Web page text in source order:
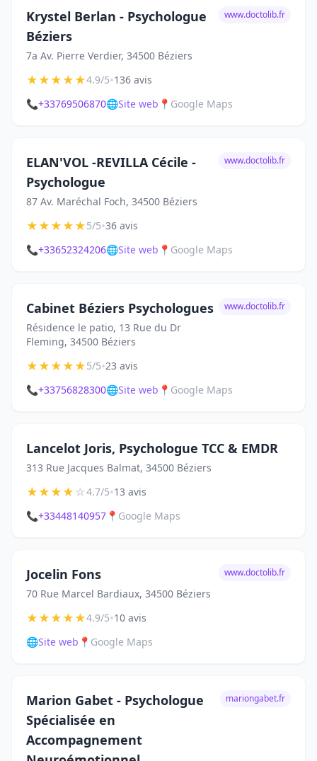
Krystel Berlan - Psychologue
Béziers
7a Av. Pierre Verdier, 34500 Béziers
www.doctolib.fr
★★★★★4.9/5•136 avis
📞+33769506870🌐Site web 📍 Google Maps
ELAN'VOL -REVILLA Cécile -
Psychologue
87 Av. Maréchal Foch, 34500 Béziers
www.doctolib.fr
★★★★★5/5•36 avis
📞+33652324206🌐Site web 📍 Google Maps
Cabinet Béziers Psychologues
Résidence le patio, 13 Rue du Dr
Fleming, 34500 Béziers
www.doctolib.fr
★★★★★5/5•23 avis
📞+33756828300🌐Site web 📍 Google Maps
Lancelot Joris, Psychologue TCC & EMDR
313 Rue Jacques Balmat, 34500 Béziers
★★★★☆4.7/5•13 avis
📞+33448140957 📍 Google Maps
Jocelin Fons
70 Rue Marcel Bardiaux, 34500 Béziers
www.doctolib.fr
★★★★★4.9/5•10 avis
🌐Site web 📍 Google Maps
Marion Gabet - Psychologue
Spécialisée en
Accompagnement
mariongabet.fr